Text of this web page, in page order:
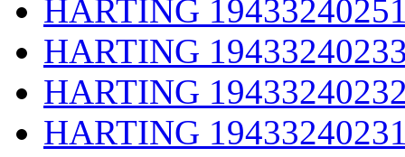
HARTING
HARTING
HARTING
HARTING